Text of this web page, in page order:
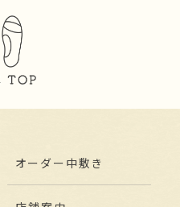
オーダー中敷き